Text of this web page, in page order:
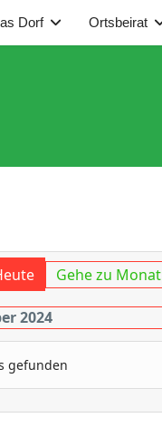
Dorf Ortsbeirat
Gehe zu Monat
2024
gefunden